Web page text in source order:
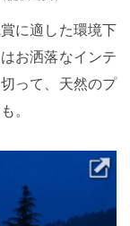
に適した環境下
お洒落なインテ
って、天然のプ
。